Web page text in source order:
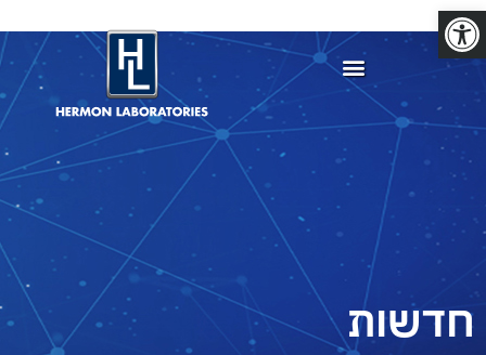
פתח סרגל נגישות
חדשות